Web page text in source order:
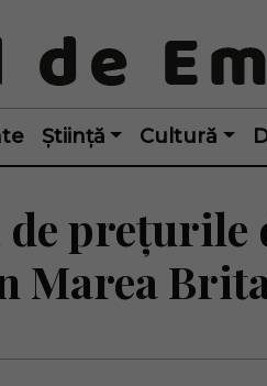
Știință Cultură
prețurile
Marea